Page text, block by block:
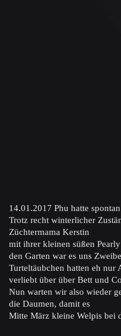
14.01.2017 Phu hatte
Trotz recht winterlicher
Züchtermama Kerstin
mit ihrer kleinen süßen
den Garten war es uns
Turteltäubchen hatten eh nur
verliebt über über Bett und
Nun warten wir also wieder
die Daumen, damit es
Mitte März kleine Welpis bei